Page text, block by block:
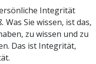
Integrität
Was Sie wissen, ist das,
zu wissen und zu
Das ist Integrität,